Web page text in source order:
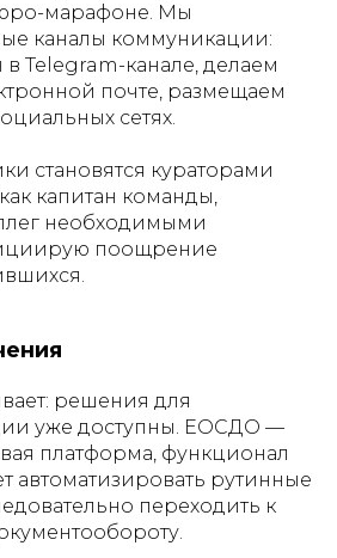
марафоне. Мы
каналы коммуникации:
Telegram-канале, делаем
почте, размещаем
сетях.
становятся кураторами
капитан команды,
необходимыми
поощрение
решения для
уже доступны. ЕОСДО —
платформа, функционал
автоматизировать рутинные
переходить к